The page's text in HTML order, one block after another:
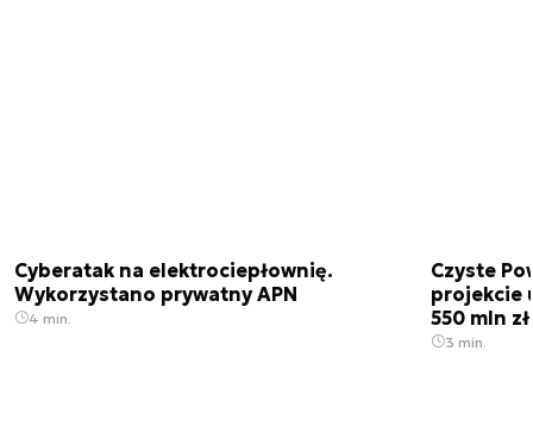
Cyberatak na elektrociepłownię.
Wykorzystano prywatny APN
4 min.
Czyste
projekcie
550 mln zł
3 min.